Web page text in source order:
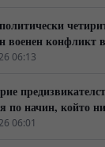
военен конфликт
06:13
по начин, който
предвиди.
06:01